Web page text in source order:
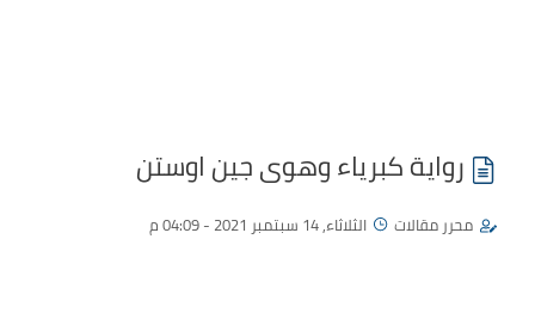
رواية كبرياء وهوى جين اوستن
محرر مقالات الثلاثاء, 14 سبتمبر 2021 - 04:09 م